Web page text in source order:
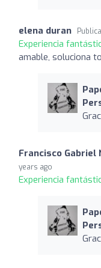
elena duran
Experiencia
amable, soluciona
Francisco
years ago
Experiencia